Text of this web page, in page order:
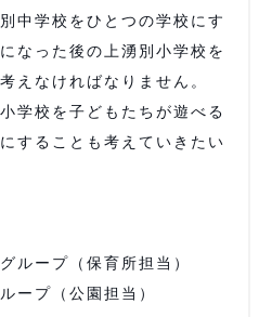
中学校をひとつの学校にす
なった後の上湧別小学校を
えなければなりません。
学校を子どもたちが遊べる
することも考えていきたい
ループ（保育所担当）
ープ（公園担当）